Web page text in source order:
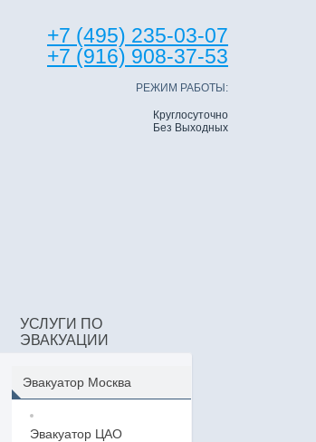
+7 (495) 235-03-07
+7 (916) 908-37-53
РЕЖИМ РАБОТЫ:
Круглосуточно
Без Выходных
УСЛУГИ ПО
ЭВАКУАЦИИ
Эвакуатор Москва
Эвакуатор ЦАО